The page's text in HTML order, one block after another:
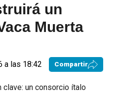
un
Muerta
a las 18:42 Compartir